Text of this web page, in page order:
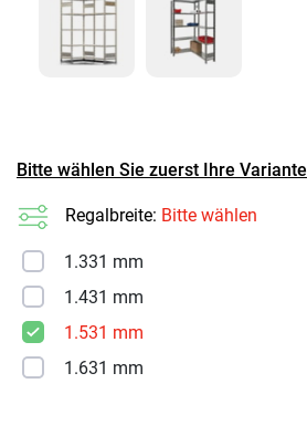
Bitte wählen Sie zuerst Ihre Variante
Regalbreite: Bitte wählen
1.331 mm
1.431 mm
1.531 mm
1.631 mm